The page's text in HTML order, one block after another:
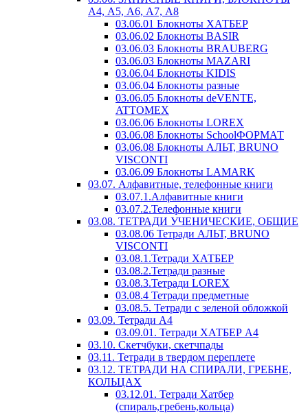
А4, А5, А6, А7, А8
03.06.01 Блокноты ХАТБЕР
03.06.02 Блокноты BASIR
03.06.03 Блокноты BRAUBERG
03.06.03 Блокноты MAZARI
03.06.04 Блокноты KIDIS
03.06.04 Блокноты разные
03.06.05 Блокноты deVENTE,
ATTOMEX
03.06.06 Блокноты LOREX
03.06.08 Блокноты SchoolФОРМАТ
03.06.08 Блокноты АЛЬТ, BRUNO
VISCONTI
03.06.09 Блокноты LAMARK
03.07. Алфавитные, телефонные книги
03.07.1.Алфавитные книги
03.07.2.Телефонные книги
03.08. ТЕТРАДИ УЧЕНИЧЕСКИЕ, ОБЩИЕ
03.08.06 Тетради АЛЬТ, BRUNO
VISCONTI
03.08.1.Тетради ХАТБЕР
03.08.2.Тетради разные
03.08.3.Тетради LOREX
03.08.4 Тетради предметные
03.08.5. Тетради с зеленой обложкой
03.09. Тетради А4
03.09.01. Тетради ХАТБЕР А4
03.10. Скетчбуки, скетчпады
03.11. Тетради в твердом переплете
03.12. ТЕТРАДИ НА СПИРАЛИ, ГРЕБНЕ,
КОЛЬЦАХ
03.12.01. Тетради Хатбер
(спираль,гребень,кольца)